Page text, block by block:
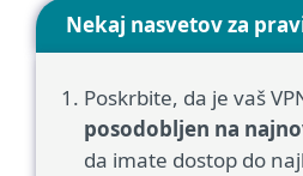
Nekaj nasvetov za
Poskrbite, da je vaš
posodobljen na
da imate dostop do